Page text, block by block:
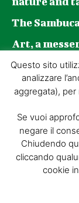
The
Art, a
GZP and
daily
©
Questo sito
analizzare
aggregata),
Se vuoi
negare il
Chiudendo
cliccando
cookie